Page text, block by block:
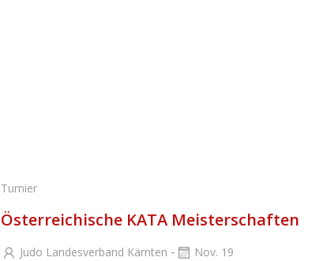
Turnier
Österreichische KATA Meisterschaften
Judo Landesverband Kärnten - Nov. 19